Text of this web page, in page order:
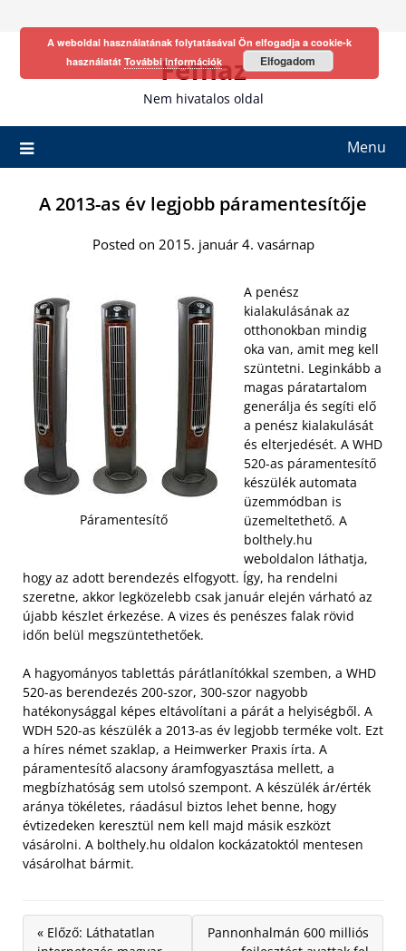
Fefhaz
Nem hivatalos oldal
Menu
A 2013-as év legjobb páramentesítője
Posted on 2015. január 4. vasárnap
Páramentesítő
A penész
kialakulásának az
otthonokban mindig
oka van, amit meg kell
szüntetni. Leginkább a
magas páratartalom
generálja és segíti elő
a penész kialakulását
és elterjedését. A WHD
520-as páramentesítő
készülék automata
üzemmódban is
üzemeltethető. A
bolthely.hu
weboldalon láthatja,
hogy az adott berendezés elfogyott. Így, ha rendelni
szeretne, akkor legközelebb csak január elején várható az
újabb készlet érkezése. A vizes és penészes falak rövid
időn belül megszüntethetőek.
A hagyományos tablettás párátlanítókkal szemben, a WHD
520-as berendezés 200-szor, 300-szor nagyobb
hatékonysággal képes eltávolítani a párát a helyiségből. A
WDH 520-as készülék a 2013-as év legjobb terméke volt. Ezt
a híres német szaklap, a Heimwerker Praxis írta. A
páramentesítő alacsony áramfogyasztása mellett, a
megbízhatóság sem utolsó szempont. A készülék ár/érték
aránya tökéletes, ráadásul biztos lehet benne, hogy
évtizedeken keresztül nem kell majd másik eszközt
vásárolni. A bolthely.hu oldalon kockázatoktól mentesen
vásárolhat bármit.
« Előző: Láthatatlan
Pannonhalmán 600 milliós
A weboldal használatának folytatásával Ön elfogadja a cookie-k
használatát További információk Elfogadom